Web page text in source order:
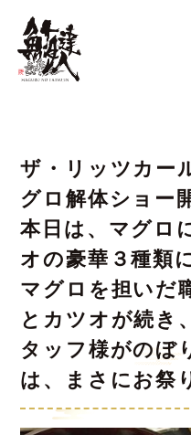
ザ・リッツカー
グロ解体ショー
本日は、マグロ
オの豪華３種類
マグロを担いだ
とカツオが続き
タッフ様がのぼ
は、まさにお祭